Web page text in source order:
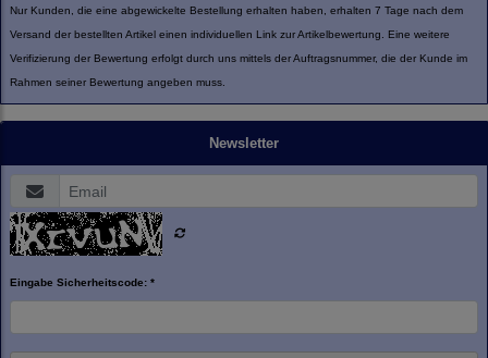
Nur Kunden, die eine abgewickelte Bestellung erhalten haben, erhalten 7 Tage nach dem
Versand der bestellten Artikel einen individuellen Link zur Artikelbewertung. Eine weitere
Verifizierung der Bewertung erfolgt durch uns mittels der Auftragsnummer, die der Kunde im
Rahmen seiner Bewertung angeben muss.
Newsletter
Eingabe Sicherheitscode: *